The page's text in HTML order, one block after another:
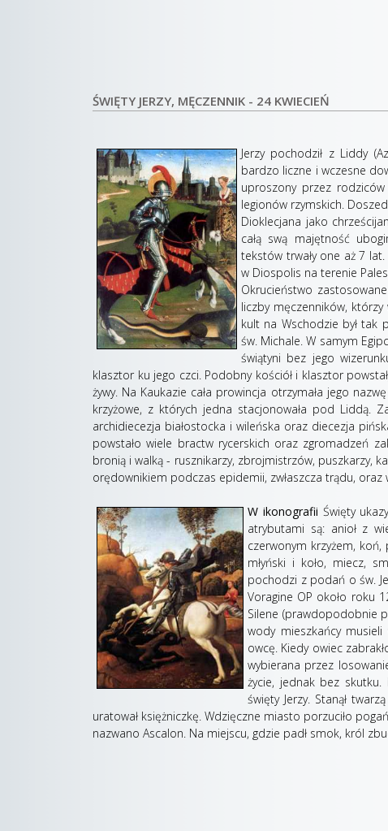
ŚWIĘTY JERZY, MĘCZENNIK - 24 KWIECIEŃ
Jerzy pochodził z Liddy
bardzo liczne i wczesne
uproszony przez
legionów rzymskich.
Dioklecjana jako
całą swą majętność
tekstów trwały one aż 7
w Diospolis na terenie
Okrucieństwo
liczby męczenników, którzy
kult na Wschodzie był tak
św. Michale. W samym
świątyni bez jego
klasztor ku jego czci. Podobny kościół i klasztor
żywy. Na Kaukazie cała prowincja otrzymała jego
krzyżowe, z których jedna stacjonowała pod Liddą.
archidiecezja białostocka i wileńska oraz diecezja
powstało wiele bractw rycerskich oraz zgromadzeń
bronią i walką - rusznikarzy, zbrojmistrzów, puszkarzy,
orędownikiem podczas epidemii, zwłaszcza trądu, oraz
W ikonografii Święty
atrybutami są: anioł z
czerwonym krzyżem,
młyński i koło, miecz,
pochodzi z podań o św.
Voragine OP około roku
Silene (prawdopodobnie
wody mieszkańcy
owcę. Kiedy owiec
wybierana przez
życie, jednak bez
święty Jerzy. Stanął
uratował księżniczkę. Wdzięczne miasto porzuciło
nazwano Ascalon. Na miejscu, gdzie padł smok, król